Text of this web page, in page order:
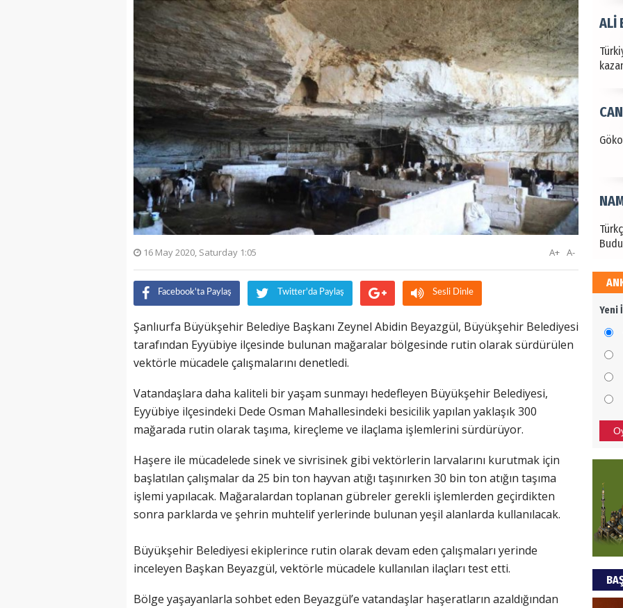
16 May 2020, Saturday 1:05 A-
A+
Facebook'ta Paylaş Twitter'da Paylaş Sesli Dinle
Şanlıurfa Büyükşehir Belediye Başkanı Zeynel Abidin Beyazgül, Büyükşehir Belediyesi
tarafından Eyyübiye ilçesinde bulunan mağaralar bölgesinde rutin olarak sürdürülen
vektörle mücadele çalışmalarını denetledi.
Vatandaşlara daha kaliteli bir yaşam sunmayı hedefleyen Büyükşehir Belediyesi,
Eyyübiye ilçesindeki Dede Osman Mahallesindeki besicilik yapılan yaklaşık 300
mağarada rutin olarak taşıma, kireçleme ve ilaçlama işlemlerini sürdürüyor.
Haşere ile mücadelede sinek ve sivrisinek gibi vektörlerin larvalarını kurutmak için
başlatılan çalışmalar da 25 bin ton hayvan atığı taşınırken 30 bin ton atığın taşıma
işlemi yapılacak. Mağaralardan toplanan gübreler gerekli işlemlerden geçirdikten
sonra parklarda ve şehrin muhtelif yerlerinde bulunan yeşil alanlarda kullanılacak.
Büyükşehir Belediyesi ekiplerince rutin olarak devam eden çalışmaları yerinde
inceleyen Başkan Beyazgül, vektörle mücadele kullanılan ilaçları test etti.
Bölge yaşayanlarla sohbet eden Beyazgül’e vatandaşlar haşeratların azaldığından
ALİ
Yeni